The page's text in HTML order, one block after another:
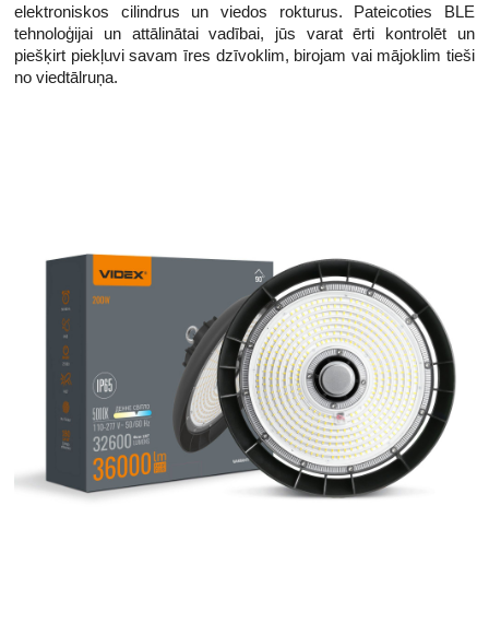
elektroniskos cilindrus un viedos rokturus. Pateicoties BLE
tehnoloģijai un attālinātai vadībai, jūs varat ērti kontrolēt un
piešķirt piekļuvi savam īres dzīvoklim, birojam vai mājoklim tieši
no viedtālruņa.